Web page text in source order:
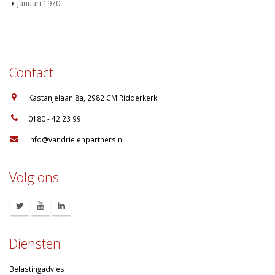
januari 1970
Contact
Kastanjelaan 8a, 2982 CM Ridderkerk
0180 - 42 23 99
info@vandrielenpartners.nl
Volg ons
Diensten
Belastingadvies